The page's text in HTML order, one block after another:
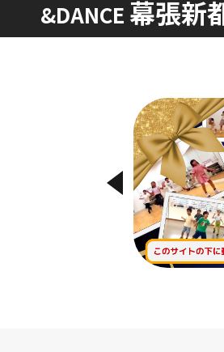
&DANCE 幕張新